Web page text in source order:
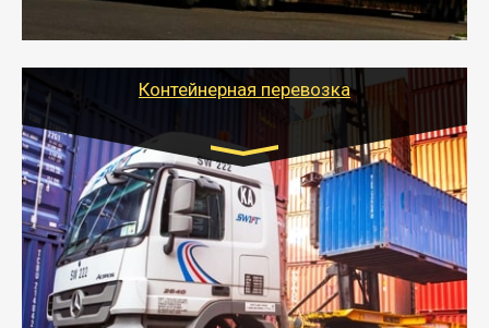
другим транспортом и подобрать оптимальный
Контейнерная перевозка
Цена за км. Рассчитывается
индивидуально
- Контейнерные грузоперевозки на специальном
оборудованном транспорте быстро, качественно и
безопасно.